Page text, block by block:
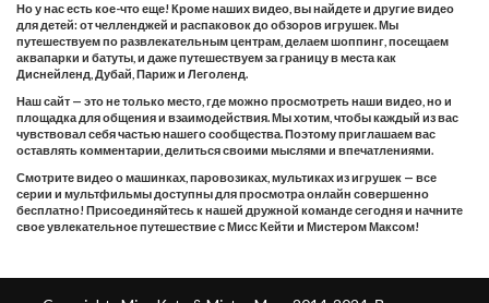
Но у нас есть кое-что еще! Кроме наших видео, вы найдете и другие видео
для детей: от челленджей и распаковок до обзоров игрушек. Мы
путешествуем по развлекательным центрам, делаем шоппинг, посещаем
аквапарки и батуты, и даже путешествуем за границу в места как
Диснейленд, Дубай, Париж и Леголенд.
Наш сайт — это не только место, где можно просмотреть наши видео, но и
площадка для общения и взаимодействия. Мы хотим, чтобы каждый из вас
чувствовал себя частью нашего сообщества. Поэтому приглашаем вас
оставлять комментарии, делиться своими мыслями и впечатлениями.
Смотрите видео о машинках, паровозиках, мультиках из игрушек — все
серии и мультфильмы доступны для просмотра онлайн совершенно
бесплатно! Присоединяйтесь к нашей дружной команде сегодня и начните
свое увлекательное путешествие с Мисс Кейти и Мистером Максом!